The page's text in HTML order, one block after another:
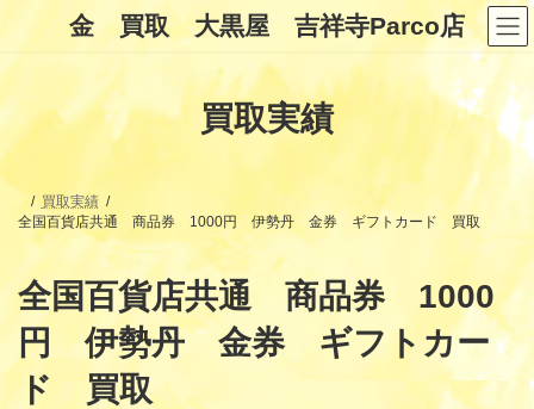
ン
キ
ッ
ー
に
移
金 買取 大黒屋 吉祥寺Parco店
買取実績
買取実績
全国百貨店共通 商品券 1000円 伊勢丹 金券 ギフトカード 買取
全国百貨店共通 商品券 1000
円 伊勢丹 金券 ギフトカー
ド 買取